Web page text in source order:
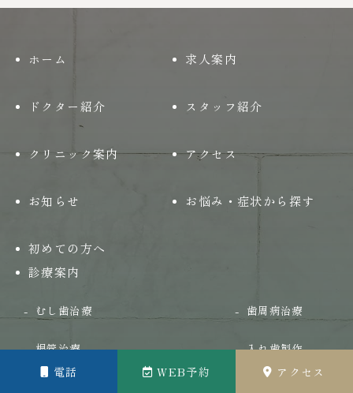
電話 WEB予約 アクセス
ホーム 求人案内
ドクター紹介 スタッフ紹介
クリニック案内 アクセス
お知らせ お悩み・症状から探す
初めての方へ
診療案内
むし歯治療 歯周病治療
根管治療 入れ歯製作